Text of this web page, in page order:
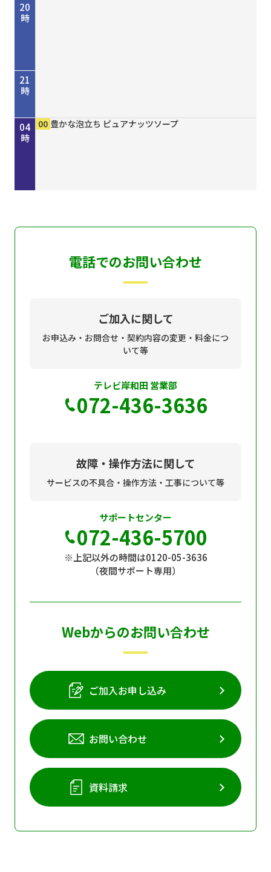
20
時
21
時
22
時
23
時
00
時
01
時
02
時
03
時
04
時
45 歴史街道 ＃４４８ 丹波と京を結んだ“川の街
00 考えよう「平和」２０２６ “最後の１人を殺すま
50 しまねＦｕｔｕｒｅ２０３０
00 ［再］ミルっく ８月７日（金）放送分
00 ホトケ女史のぶらりまいり 「郡山八幡神社」編
15 歴史街道 ＃４４８ 丹波と京を結んだ“川の街
30 Ｄａｙ Ｔｒｉｐｐｅｒ ＃７９
45 ＧＯ！ＧＯ！関ガールＮＥＸＴ
00 MAHARA MODERN エスニックファッション
00 豊かな泡立ち ピュアナッツソープ
00 豊かな泡立ち ピュアナッツソープ
00 豊かな泡立ち ピュアナッツソープ
電話でのお問い合わせ
ご加入に関して
お申込み・お問合せ・契約内容の変更・料金につ
いて等
テレビ岸和田 営業部
072-436-3636
故障・操作方法に関して
サービスの不具合・操作方法・工事について等
サポートセンター
072-436-5700
※上記以外の時間は0120-05-3636
（夜間サポート専用）
Webからのお問い合わせ
ご加入お申し込み
お問い合わせ
資料請求